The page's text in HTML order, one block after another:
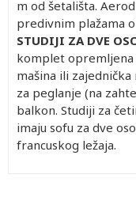
m od šetališta.
predivnim plažama
STUDIJI ZA DVE
komplet opremljena
mašina ili
za peglanje (na
balkon. Studiji za
imaju sofu za dve
francuskog ležaja.